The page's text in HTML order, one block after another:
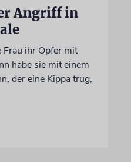
Angriff in
Frau ihr Opfer mit
habe sie mit einem
der eine Kippa trug,